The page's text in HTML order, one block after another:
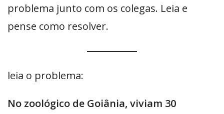
problema junto com os colegas. Leia e
pense como resolver.
leia o problema:
No zoológico de Goiânia, viviam 30